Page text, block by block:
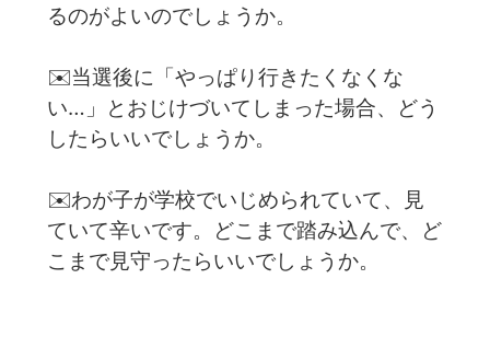
るのがよいのでしょうか。
✉️当選後に「やっぱり行きたくなくな
い…」とおじけづいてしまった場合、どう
したらいいでしょうか。
✉️わが子が学校でいじめられていて、見
ていて辛いです。どこまで踏み込んで、ど
こまで見守ったらいいでしょうか。